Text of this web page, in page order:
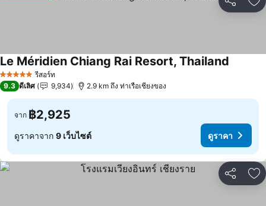
แชร์ เ
5 ดาว รีสอร์ท
Le Méridien Chiang Rai Resort, Thailand
9.3 ดีเลิศ 9,934 2.9 km ถึง ท่าเรือเชียงของ
จาก ฿2,925
ดูราคาจาก 9 เว็บไซต์ ดูราคา
แชร์ เ